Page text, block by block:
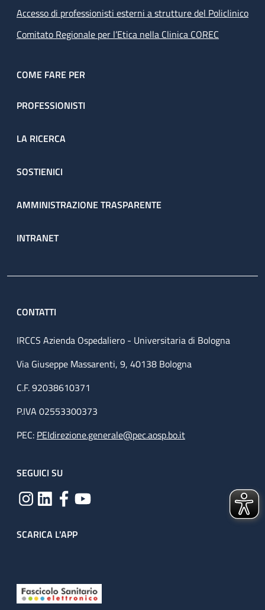
Accesso di professionisti esterni a strutture del Policlinico
Comitato Regionale per l’Etica nella Clinica COREC
COME FARE PER
PROFESSIONISTI
LA RICERCA
SOSTIENICI
AMMINISTRAZIONE TRASPARENTE
INTRANET
CONTATTI
IRCCS Azienda Ospedaliero - Universitaria di Bologna
Via Giuseppe Massarenti, 9, 40138 Bologna
C.F. 92038610371
P.IVA 02553300373
PEC: PEIdirezione.generale@pec.aosp.bo.it
SEGUICI SU
SCARICA L'APP